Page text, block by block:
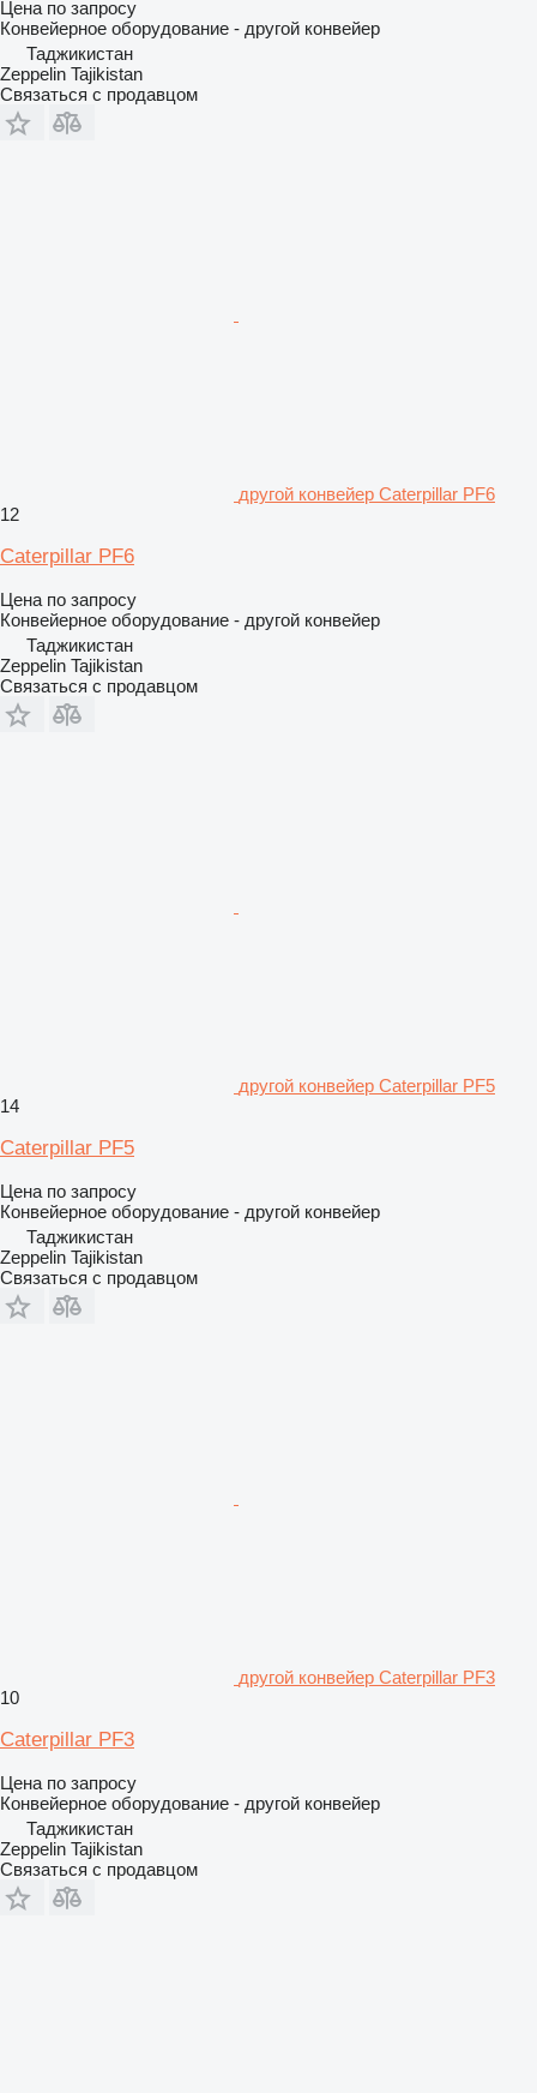
Цена по запросу
Конвейерное оборудование - другой конвейер
Таджикистан
Zeppelin Tajikistan
Связаться с продавцом
другой конвейер Caterpillar PF6
12
Caterpillar PF6
Цена по запросу
Конвейерное оборудование - другой конвейер
Таджикистан
Zeppelin Tajikistan
Связаться с продавцом
другой конвейер Caterpillar PF5
14
Caterpillar PF5
Цена по запросу
Конвейерное оборудование - другой конвейер
Таджикистан
Zeppelin Tajikistan
Связаться с продавцом
другой конвейер Caterpillar PF3
10
Caterpillar PF3
Цена по запросу
Конвейерное оборудование - другой конвейер
Таджикистан
Zeppelin Tajikistan
Связаться с продавцом